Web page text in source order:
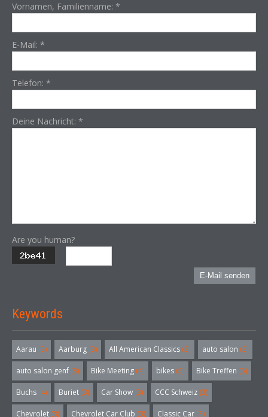
Vornamen, Familienname: *
E-Mail: *
Telefon: *
Deine Nachricht: *
Are you human?
E-Mail senden
Keywords
Aarau (3) Aarburg (3) All American Classics (3) auto salon (3)
auto salon genf (3) Bike Meeting (4) bikes (5) Bike Treffen (5)
Buchs (4) Buriet (3) Car Show (3) CCC Schweiz (3)
Chevrolet (3) Chevrolet Car Club (3) Classic Car (3)